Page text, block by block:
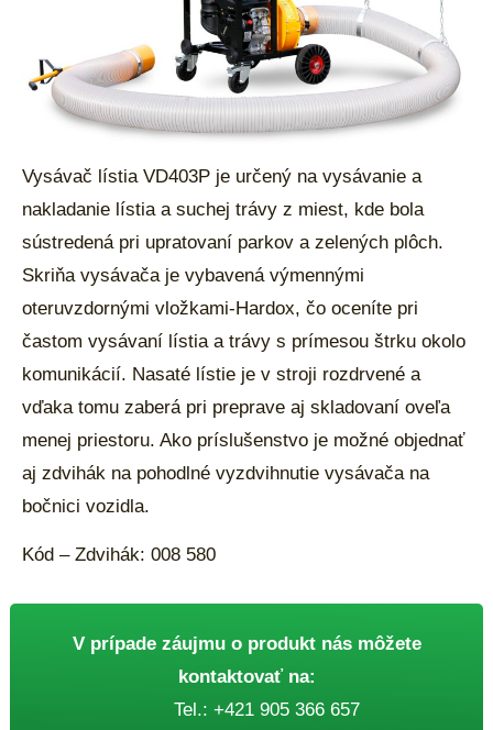
Vysávač lístia VD403P je určený na vysávanie a
nakladanie lístia a suchej trávy z miest, kde bola
sústredená pri upratovaní parkov a zelených plôch.
Skriňa vysávača je vybavená výmennými
oteruvzdornými vložkami-Hardox, čo oceníte pri
častom vysávaní lístia a trávy s prímesou štrku okolo
komunikácií. Nasaté lístie je v stroji rozdrvené a
vďaka tomu zaberá pri preprave aj skladovaní oveľa
menej priestoru. Ako príslušenstvo je možné objednať
aj zdvihák na pohodlné vyzdvihnutie vysávača na
bočnici vozidla.
Kód – Zdvihák: 008 580
V prípade záujmu o produkt nás môžete
kontaktovať na:
Tel.: +421 905 366 657